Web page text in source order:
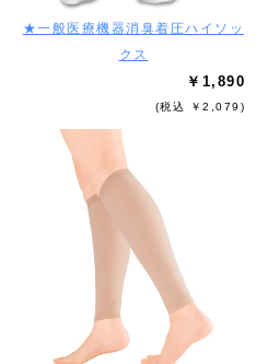
★一般医療機器消臭着圧ハイソッ
クス
￥1,890
(税込 ￥2,079)